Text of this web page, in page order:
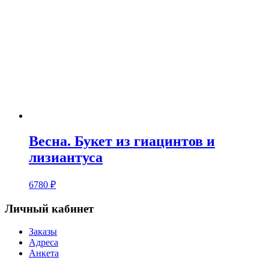
Весна. Букет из гиацинтов и
лизиантуса
6780 ₽
Личный кабинет
Заказы
Адреса
Анкета